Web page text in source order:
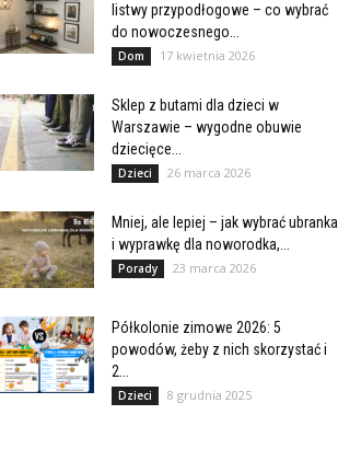
listwy przypodłogowe – co wybrać
do nowoczesnego...
Dom 17 kwietnia 2026
Sklep z butami dla dzieci w
Warszawie – wygodne obuwie
dziecięce...
Dzieci 26 marca 2026
Mniej, ale lepiej – jak wybrać ubranka
i wyprawkę dla noworodka,...
Porady 23 marca 2026
Półkolonie zimowe 2026: 5
powodów, żeby z nich skorzystać i
2...
Dzieci 8 grudnia 2025